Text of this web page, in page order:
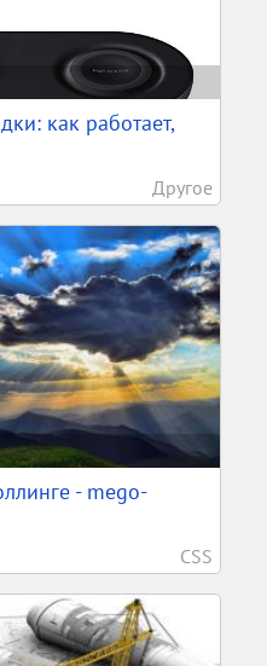
как работает,
Другое
- mego-
CSS